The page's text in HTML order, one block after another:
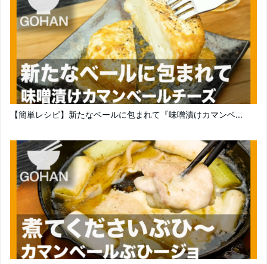
【簡単レシピ】新たなベールに包まれて『味噌漬けカマンベ...